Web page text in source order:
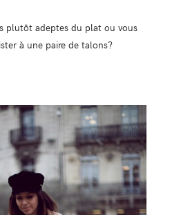
plutôt adeptes du plat ou vous
à une paire de talons?